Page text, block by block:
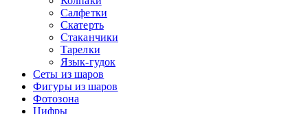
Салфетки
Скатерть
Стаканчики
Тарелки
Язык-гудок
Сеты из шаров
Фигуры из шаров
Фотозона
Цифры